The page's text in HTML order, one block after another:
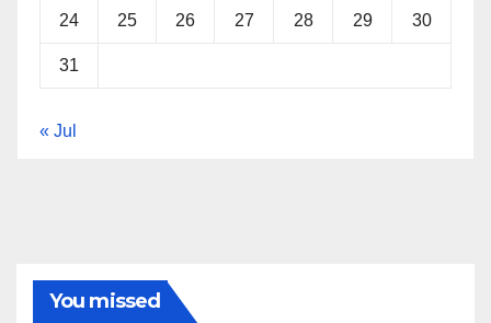
24 25 26 27 28 29 30
31
« Jul
You missed